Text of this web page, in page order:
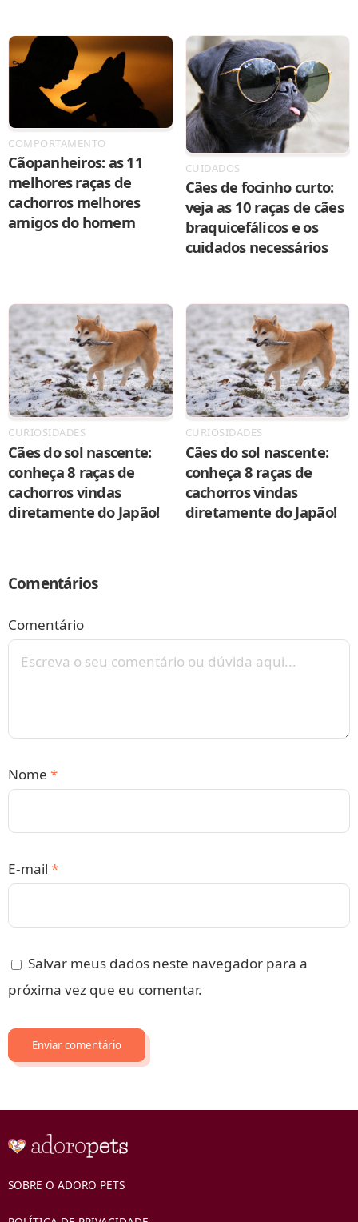
COMPORTAMENTO
Cãopanheiros: as 11
melhores raças de
cachorros melhores
amigos do homem
CUIDADOS
Cães de focinho curto:
veja as 10 raças de cães
braquicefálicos e os
cuidados necessários
CURIOSIDADES
Cães do sol nascente:
conheça 8 raças de
cachorros vindas
diretamente do Japão!
CURIOSIDADES
Cães do sol nascente:
conheça 8 raças de
cachorros vindas
diretamente do Japão!
Comentários
Comentário
Nome *
E-mail *
Salvar meus dados neste navegador para a
próxima vez que eu comentar.
SOBRE O ADORO PETS